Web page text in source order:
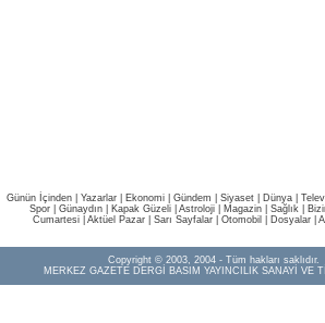
Günün İçinden Yazarlar Ekonomi Gündem Siyaset Dünya |
Spor
Günaydın Kapak Güzeli Astroloji Magazin Sağlık
Cumartesi| Aktüel Pazar| Sarı Sayfalar| Otomobil Dosyalar|
Copyright © 2003, 2004 - Tüm hakları saklıdır.
MERKEZ GAZETE DERGİ BASIM YAYINCILIK SANAYİ VE